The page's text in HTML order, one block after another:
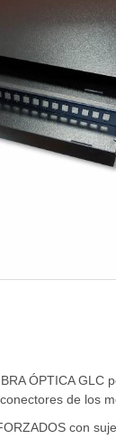
ÓPTICA
conectores de los
con